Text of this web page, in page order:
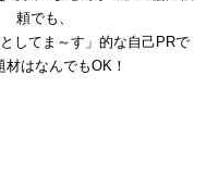
頼でも、
としてま～す」的な自己PRで
材はなんでもOK！